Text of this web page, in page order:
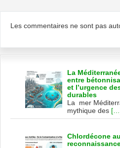
Les commentaires ne sont pas
La
entre
et l’urgence
durables
La mer
mythique des
Chlordécone